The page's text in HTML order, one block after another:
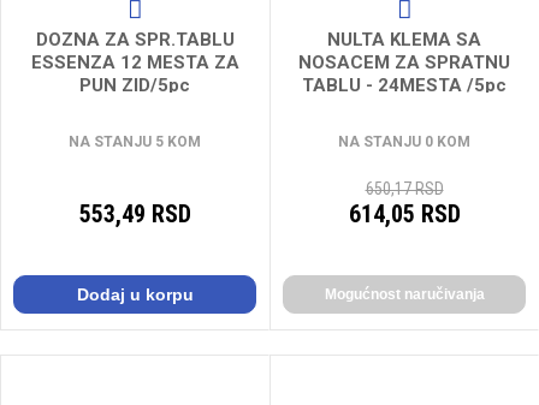
DOZNA ZA SPR.TABLU
ESSENZA 12 MESTA ZA
PUN ZID/5pc
NA STANJU 5 KOM
553,49 RSD
Dodaj u korpu
NULTA KLEMA SA
NOSACEM ZA SPRATNU
TABLU - 24MESTA /5pc
NA STANJU 0 KOM
650,17 RSD
614,05 RSD
Mogućnost naručivanja